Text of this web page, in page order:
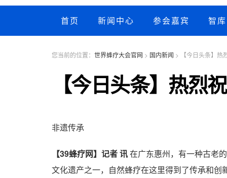
首页 新闻中心 参会嘉宾 智
您当前的位置： 世界蜂疗大会官网 > 国内新闻 > 【今日头条】
【今日头条】热烈
非遗传承
【39蜂疗网】记者 讯在广东惠州，有一种古老
文化遗产之一，自然蜂疗在这里得到了传承和